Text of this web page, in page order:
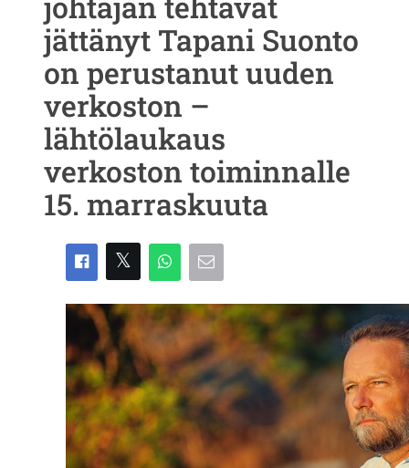
jättänyt Tapani Suonto
on perustanut uuden
verkoston –
lähtölaukaus
verkoston toiminnalle
15. marraskuuta